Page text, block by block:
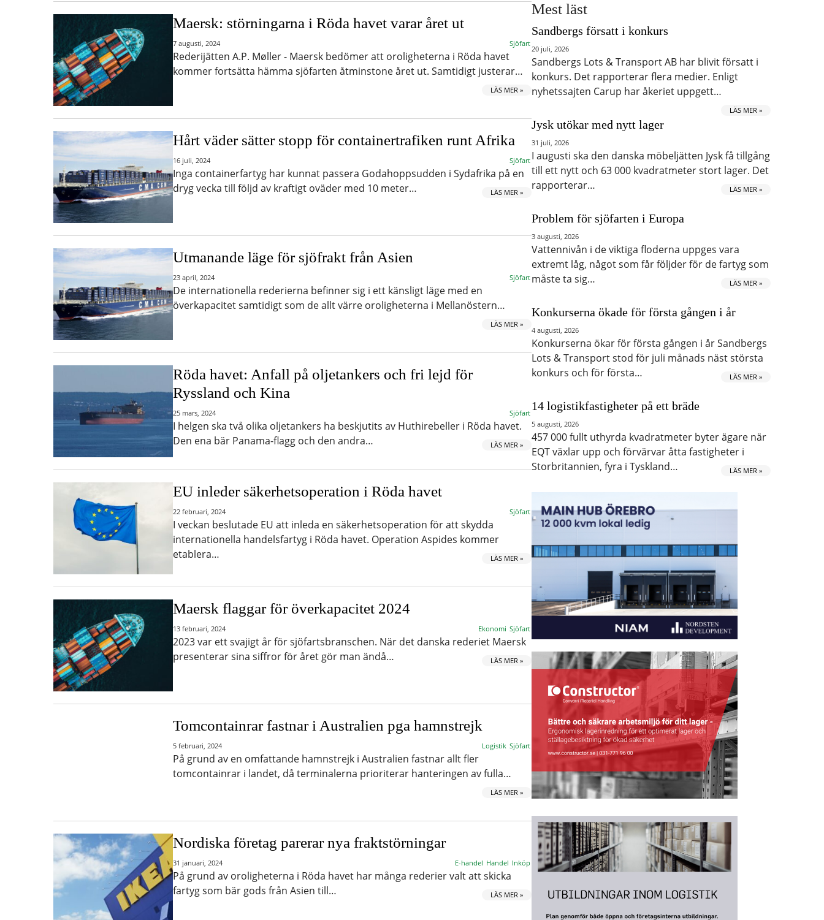
Maersk: störningarna i Röda havet varar året ut
7 augusti, 2024 Sjöfart
Rederijätten A.P. Møller - Maersk bedömer att oroligheterna i Röda havet
kommer fortsätta hämma sjöfarten åtminstone året ut. Samtidigt justerar…
LÄS MER »
Hårt väder sätter stopp för containertrafiken runt Afrika
16 juli, 2024 Sjöfart
Inga containerfartyg har kunnat passera Godahoppsudden i Sydafrika på en
dryg vecka till följd av kraftigt oväder med 10 meter…
LÄS MER »
Utmanande läge för sjöfrakt från Asien
23 april, 2024 Sjöfart
De internationella rederierna befinner sig i ett känsligt läge med en
överkapacitet samtidigt som de allt värre oroligheterna i Mellanöstern…
LÄS MER »
Röda havet: Anfall på oljetankers och fri lejd för
Ryssland och Kina
25 mars, 2024 Sjöfart
I helgen ska två olika oljetankers ha beskjutits av Huthirebeller i Röda havet.
Den ena bär Panama-flagg och den andra…
LÄS MER »
EU inleder säkerhetsoperation i Röda havet
22 februari, 2024 Sjöfart
I veckan beslutade EU att inleda en säkerhetsoperation för att skydda
internationella handelsfartyg i Röda havet. Operation Aspides kommer
etablera…
LÄS MER »
Maersk flaggar för överkapacitet 2024
13 februari, 2024 Ekonomi Sjöfart
2023 var ett svajigt år för sjöfartsbranschen. När det danska rederiet Maersk
presenterar sina siffror för året gör man ändå…
LÄS MER »
Tomcontainrar fastnar i Australien pga hamnstrejk
5 februari, 2024 Logistik Sjöfart
På grund av en omfattande hamnstrejk i Australien fastnar allt fler
tomcontainrar i landet, då terminalerna prioriterar hanteringen av fulla…
LÄS MER »
Nordiska företag parerar nya fraktstörningar
31 januari, 2024 E-handel Handel Inköp
På grund av oroligheterna i Röda havet har många rederier valt att skicka
fartyg som bär gods från Asien till…
LÄS MER »
Mest läst
Sandbergs försatt i konkurs
20 juli, 2026
Sandbergs Lots & Transport AB har blivit försatt i
konkurs. Det rapporterar flera medier. Enligt
nyhetssajten Carup har åkeriet uppgett…
LÄS MER »
Jysk utökar med nytt lager
31 juli, 2026
I augusti ska den danska möbeljätten Jysk få tillgång
till ett nytt och 63 000 kvadratmeter stort lager. Det
rapporterar…
LÄS MER »
Problem för sjöfarten i Europa
3 augusti, 2026
Vattennivån i de viktiga floderna uppges vara
extremt låg, något som får följder för de fartyg som
måste ta sig…
LÄS MER »
Konkurserna ökade för första gången i år
4 augusti, 2026
Konkurserna ökar för första gången i år Sandbergs
Lots & Transport stod för juli månads näst största
konkurs och för första…
LÄS MER »
14 logistikfastigheter på ett bräde
5 augusti, 2026
457 000 fullt uthyrda kvadratmeter byter ägare när
EQT växlar upp och förvärvar åtta fastigheter i
Storbritannien, fyra i Tyskland…
LÄS MER »